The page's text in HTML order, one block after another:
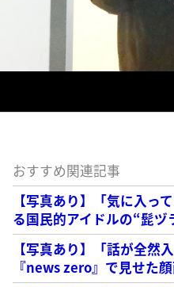
おすすめ関連記事
【写真あり】「気に入っ
る国民的アイドルの“髭ヅ
【写真あり】「話が全然
『news zero』で見せた